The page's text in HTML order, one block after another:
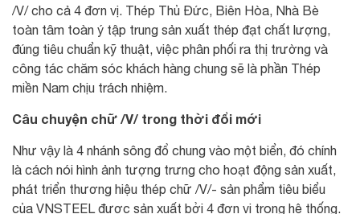
/V/ cho cả 4 đơn vị. Thép Thủ Đức, Biên Hòa, Nhà Bè
toàn tâm toàn ý tập trung sản xuất thép đạt chất lượng,
đúng tiêu chuẩn kỹ thuật, việc phân phối ra thị trường và
công tác chăm sóc khách hàng chung sẽ là phần Thép
miền Nam chịu trách nhiệm.
Câu chuyện chữ /V/ trong thời đổi mới
Như vậy là 4 nhánh sông đổ chung vào một biển, đó chính
là cách nói hình ảnh tượng trưng cho hoạt động sản xuất,
phát triển thương hiệu thép chữ /V/- sản phẩm tiêu biểu
của VNSTEEL được sản xuất bởi 4 đơn vị trong hệ thống.